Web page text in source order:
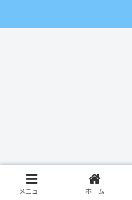
メニュー ホーム